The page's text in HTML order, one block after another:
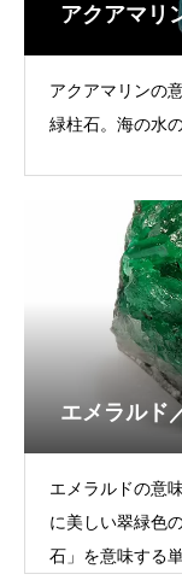
アクアマリ
アクアマリンの
緑柱石。海の水
エメラルド
エメラルドの意
に美しい翠緑色
石」を意味する